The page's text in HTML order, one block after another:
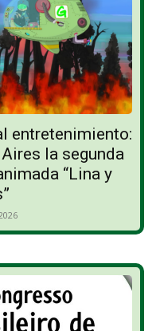
entretenimiento:
la segunda
“Lina y